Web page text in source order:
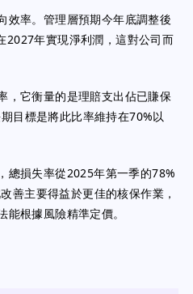
效率。管理層預期今年底調整後
2027年實現淨利潤，這對公司而
，它衡量的是理賠支出佔已賺保
目標是將此比率維持在70%以
總損失率從2025年第一季的78%
善主要得益於更佳的核保作業，
根據風險精準定價。